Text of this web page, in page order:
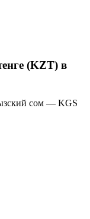
(KZT) в
сом — KGS